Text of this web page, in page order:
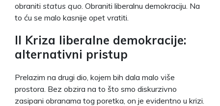
obraniti status quo . Obraniti liberalnu demokraciju. Na
to ću se malo kasnije opet vratiti.
II Kriza liberalne demokracije:
alternativni pristup
Prelazim na drugi dio, kojem bih dala malo više
prostora. Bez obzira na to što smo diskurzivno
zasipani obranama tog poretka, on je evidentno u krizi.